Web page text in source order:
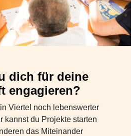
dich für deine
engagieren?
Viertel noch lebenswerter
kannst du Projekte starten
das Miteinander